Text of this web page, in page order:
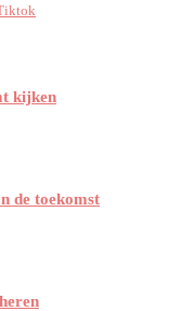
kijken
de toekomst